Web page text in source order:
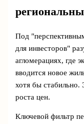
Под
для инвесторов"
агломерациях, где
вводится новое
хотя бы стабильно.
роста цен.
Ключевой фильтр